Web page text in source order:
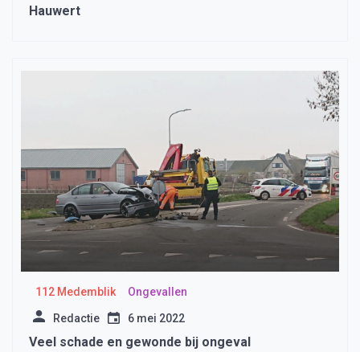
Hauwert
112 Medemblik Ongevallen
Redactie 6 mei 2022
Veel schade en gewonde bij ongeval